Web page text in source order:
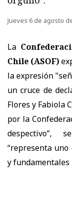
Jueves 6 de agosto
La
Chile (ASOF)
la expresión
un cruce de
Flores y Fabiola
por la
despectivo”,
“representa uno
y